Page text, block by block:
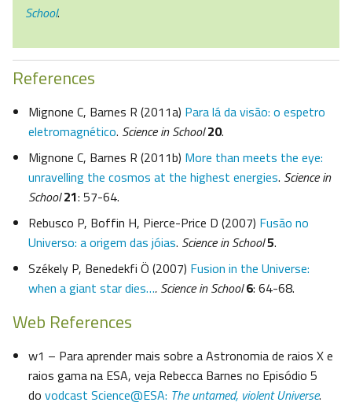
School.
References
Mignone C, Barnes R (2011a) Para lá da visão: o espetro
eletromagnético. Science in School20.
Mignone C, Barnes R (2011b) More than meets the eye:
unravelling the cosmos at the highest energies. Science in
School 21: 57-64.
Rebusco P, Boffin H, Pierce-Price D (2007) Fusão no
Universo: a origem das jóias. Science in School5.
Székely P, Benedekfi Ö (2007) Fusion in the Universe:
when a giant star dies…. Science in School 6: 64-68.
Web References
w1 – Para aprender mais sobre a Astronomia de raios X e
raios gama na ESA, veja Rebecca Barnes no Episódio 5
do vodcast Science@ESA: The untamed, violent Universe.